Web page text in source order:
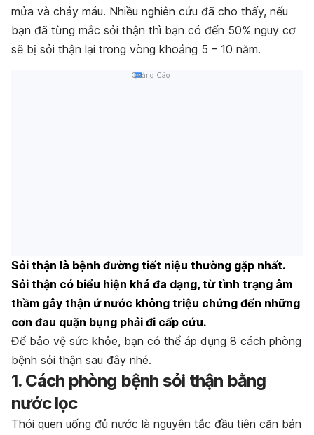
mửa và chảy máu. Nhiều nghiên cứu đã cho thấy, nếu
bạn đã từng mắc sỏi thận thì bạn có đến 50% nguy cơ
sẽ bị sỏi thận lại trong vòng khoảng 5 – 10 năm.
Quảng Cáo
Sỏi thận là bệnh đường tiết niệu thường gặp nhất.
Sỏi thận có biểu hiện khá đa dạng, từ tình trạng âm
thầm gây thận ứ nước không triệu chứng đến những
cơn đau quặn bụng phải đi cấp cứu.
Để bảo vệ sức khỏe, bạn có thể áp dụng 8 cách phòng
bệnh sỏi thận sau đây nhé.
1. Cách phòng bệnh sỏi thận bằng
nước lọc
Thói quen uống đủ nước là nguyên tắc đầu tiên căn bản